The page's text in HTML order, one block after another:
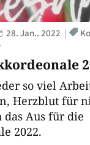
28. Jan.. 2022
so viel
Herzblut für
das Aus für die
2022.